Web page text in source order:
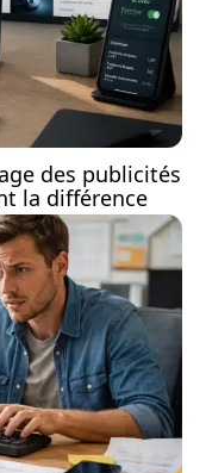
des publicités
la différence